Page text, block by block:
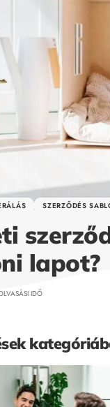
SZERZŐDÉS
lapot?
IDŐ